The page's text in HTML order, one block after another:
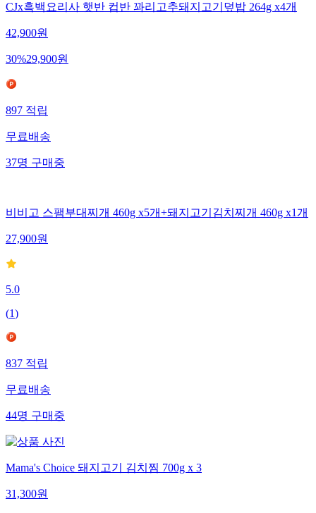
CJx흑백요리사 햇반 컵반 꽈리고추돼지고기덮밥 264g x4개
42,900원
30%29,900원
897 적립
무료배송
37명 구매중
비비고 스팸부대찌개 460g x5개+돼지고기김치찌개 460g x1개
27,900원
5.0
(1)
837 적립
무료배송
44명 구매중
Mama's Choice 돼지고기 김치찜 700g x 3
31,300원